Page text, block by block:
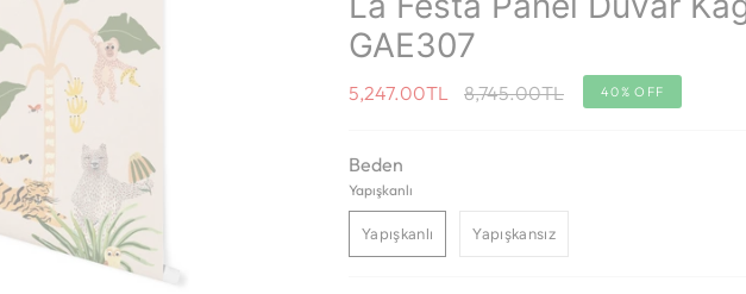
GAE307
5,247.00TL
Regular
8,745.00TL 40% OFF
Beden
Yapışkanlı
Yapışkanlı Yapışkansız